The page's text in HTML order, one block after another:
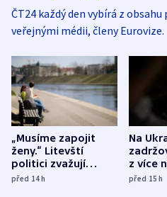
ČT24 každý den vybírá z
veřejnými médii, členy Eurovize.
„Musíme zapojit
ženy.“ Litevští
politici zvažují
dohodu o
před 14h
Na
z více
před 15h